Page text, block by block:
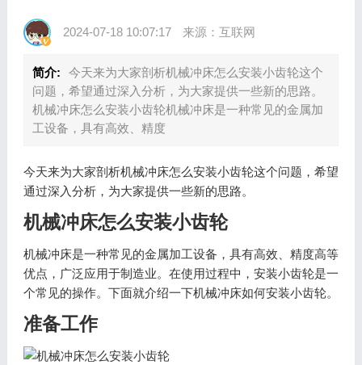
2024-07-18 10:07:17 来源：互联网
简介:
今天来为大家剖析机械冲床怎么安装小齿轮这个
问题，希望通过深入分析，为大家提供一些新的思路。
机械冲床怎么安装小齿轮机械冲床是一种常见的金属加
工设备，具有高效、精度
今天来为大家剖析机械冲床怎么安装小齿轮这个问题，希望
通过深入分析，为大家提供一些新的思路。
机械冲床怎么安装小齿轮
机械冲床是一种常见的金属加工设备，具有高效、精度高等
优点，广泛应用于制造业。在使用过程中，安装小齿轮是一
个常见的操作。下面就介绍一下机械冲床如何安装小齿轮。
准备工作